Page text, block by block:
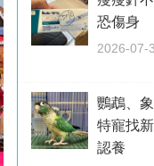
恐傷身
2026-07-
鸚鵡、
特寵找
認養